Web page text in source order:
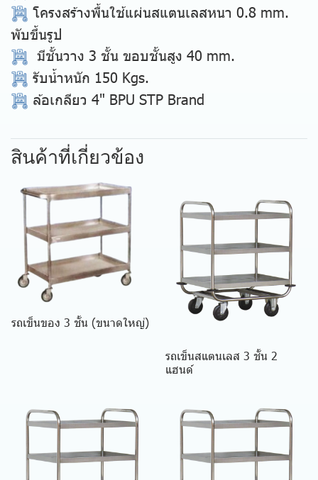
โครงสร้างพื้นใช้แผ่นสแตนเลสหนา 0.8 mm.
พับขึ้นรูป
มีชั้นวาง 3 ชั้น ขอบชั้นสูง 40 mm.
รับน้ำหนัก 150 Kgs.
ล้อเกลียว 4" BPU STP Brand
สินค้าที่เกี่ยวข้อง
รถเข็นของ 3 ชั้น (ขนาดใหญ่)
รถเข็นสแตนเลส 3 ชั้น 2
แฮนด์